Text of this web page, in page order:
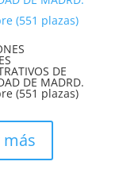
DE
DE MADRD.
(551 plazas)
más